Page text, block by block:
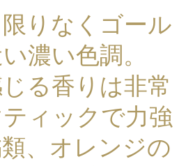
りなくゴール
い濃い色調。
る香りは非常
ィックで力強
類、オレンジの